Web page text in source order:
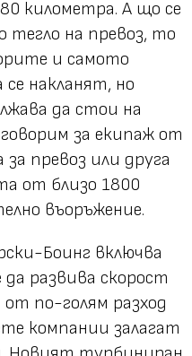
километра. А що се
тегло на превоз, то
и самото
накланят, но
да стои на
за екипаж от
превоз или друга
от близо 1800
въоръжение.
Боинг включва
развива скорост
по-голям разход
компании залагат